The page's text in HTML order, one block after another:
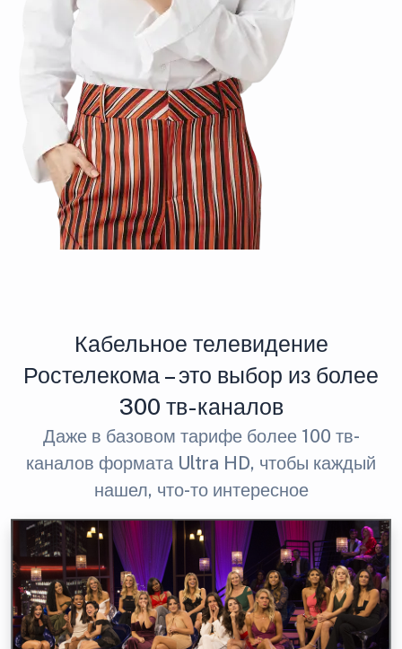
Кабельное телевидение
Ростелекома – это выбор из более
300 тв-каналов
Даже в базовом тарифе более 100 тв-
каналов формата Ultra HD, чтобы каждый
нашел, что-то интересное